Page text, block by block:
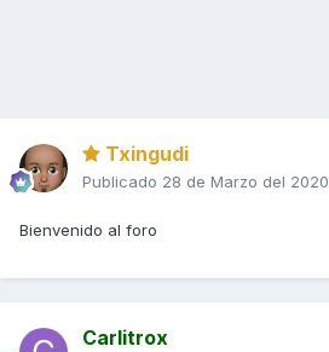
Txingudi
Publicado 28 de Marzo del 2020
Bienvenido al foro
Carlitrox